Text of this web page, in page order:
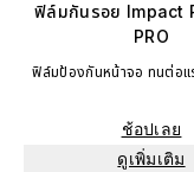
ฟิล์มกันรอย Impact
PRO
ฟิล์มป้องกันหน้าจอ ทนต่อแ
ช้อปเลย
ดูเพิ่มเติม